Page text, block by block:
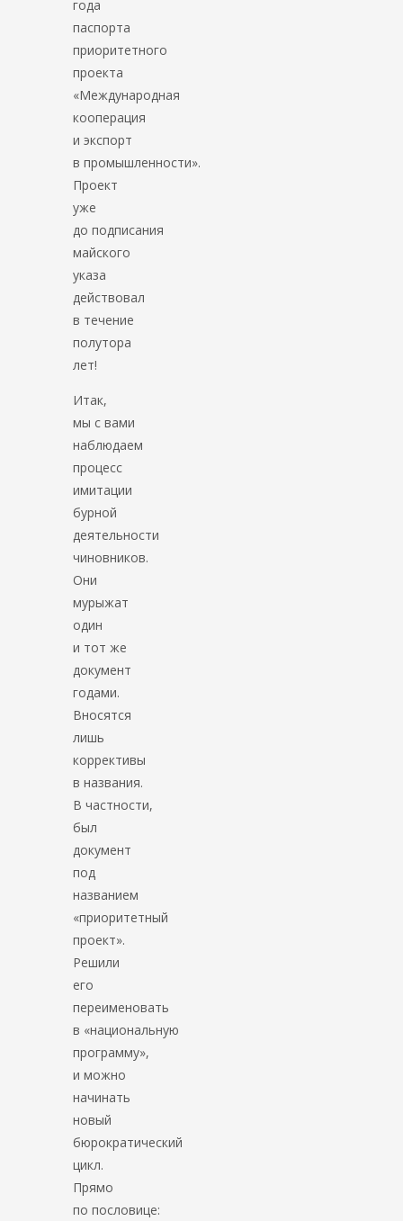
года
паспорта
приоритетного
проекта
«Международная
кооперация
и экспорт
в промышленности».
Проект
уже
до подписания
майского
указа
действовал
в течение
полутора
лет!
Итак,
мы с вами
наблюдаем
процесс
имитации
бурной
деятельности
чиновников.
Они
мурыжат
один
и тот же
документ
годами.
Вносятся
лишь
коррективы
в названия.
В частности,
был
документ
под
названием
«приоритетный
проект».
Решили
его
переименовать
в «национальную
программу»,
и можно
начинать
новый
бюрократический
цикл.
Прямо
по пословице: